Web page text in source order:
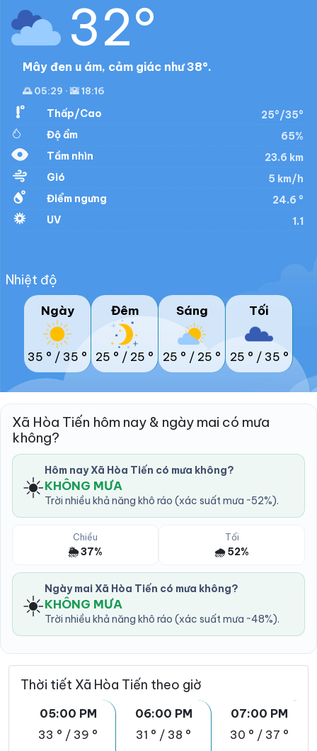
32°
Mây đen u ám, cảm giác như 38°.
🌅 05:29 · 🌇 18:16
Thấp/Cao
25°/35°
Độ ẩm
65%
Tầm nhìn
23.6 km
Gió
5 km/h
Điểm ngưng
24.6 °
UV
1.1
Nhiệt độ
Ngày
35 ° / 35 °
Đêm
25 ° / 25 °
Sáng
25 ° / 25 °
Tối
25 ° / 35 °
Xã Hòa Tiến hôm nay & ngày mai có mưa
không?
☀️ Hôm nay Xã Hòa Tiến có mưa không?
KHÔNG MƯA
Trời nhiều khả năng khô ráo (xác suất mưa ~52%).
Chiều
🌦️ 37%
Tối
🌧️ 52%
☀️ Ngày mai Xã Hòa Tiến có mưa không?
KHÔNG MƯA
Trời nhiều khả năng khô ráo (xác suất mưa ~48%).
Thời tiết Xã Hòa Tiến theo giờ
05:00 PM
33 ° / 39 °
06:00 PM
31 ° / 38 °
07:00 PM
30 ° / 37 °